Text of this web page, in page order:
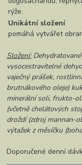
rýže.
Unikátní složení
pomáhá vytvářet
Složení:Dehydratované
vysocestravitelné
vaječný prášek,
brutnákového oleje)
minerální soli, frukto-
(včetně chelátových
droždí (zdroj mannan-
výtažek z měsíčku
Doporučené denní